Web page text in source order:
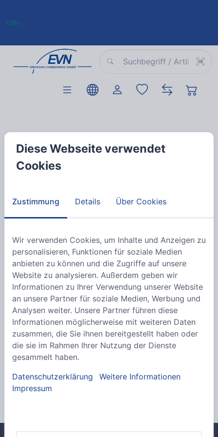
Hilfe
EVN Electronic
Components GmbH
und medientechnische Produkte
Wir weisen darauf hin, dass sich unser
Angebot ausschließlich an Unternehmen und
Gewerbetreibende richtet.
Bestellungen von Privatpersonen können wir
nicht entgegennehmen.
Diese Webseite verwendet
Cookies
Zustimmung Details Über Cookies
Wir verwenden Cookies, um Inhalte und Anzeigen zu
personalisieren, Funktionen für soziale Medien
anbieten zu können und die Zugriffe auf unsere
Website zu analysieren. Außerdem geben wir
Informationen zu Ihrer Verwendung unserer Website
an unsere Partner für soziale Medien, Werbung und
Analysen weiter. Unsere Partner führen diese
Informationen möglicherweise mit weiteren Daten
zusammen, die Sie ihnen bereitgestellt haben oder
die sie im Rahmen Ihrer Nutzung der Dienste
gesammelt haben.
Datenschutzerklärung
Weitere Informationen
Impressum